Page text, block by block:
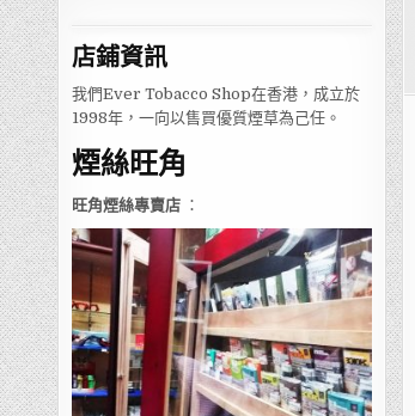
店鋪資訊
我們Ever Tobacco Shop在香港，成立於
1998年，一向以售買優質煙草為己任。
煙絲旺角
旺角煙絲專賣店 ：